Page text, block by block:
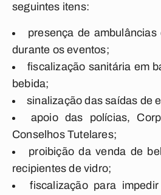
seguintes itens:
presença de
durante os eventos;
fiscalização sanitária em
bebida;
sinalização das saídas de
apoio das polícias,
Conselhos Tutelares;
proibição da venda de
recipientes de vidro;
fiscalização para